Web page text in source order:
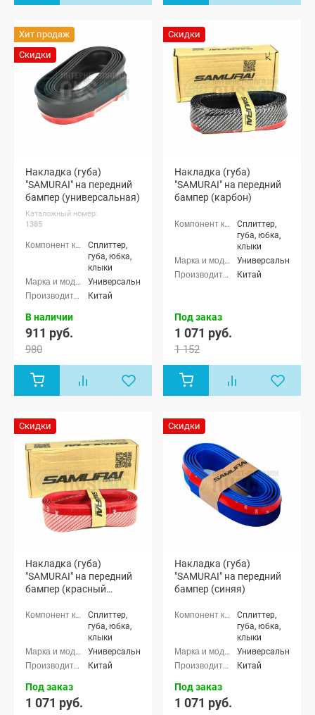
Хит продаж
Скидки
Накладка (губа)
"SAMURAI" на передний
бампер (универсальная)
Каталожный номер:
1385
Сплиттер,
губа, юбка,
клыки
Универсальные
Китай
В наличии
911 руб.
980
Скидки
Накладка (губа)
"SAMURAI" на передний
бампер (карбон)
Сплиттер,
губа, юбка,
клыки
Универсальные
Китай
Под заказ
1 071 руб.
1 152
Скидки
Накладка (губа)
"SAMURAI" на передний
бампер (красный
Сплиттер,
губа, юбка,
клыки
Универсальные
Китай
Под заказ
1 071 руб.
Скидки
Накладка (губа)
"SAMURAI" на передний
бампер (синяя)
Сплиттер,
губа, юбка,
клыки
Универсальные
Китай
Под заказ
1 071 руб.